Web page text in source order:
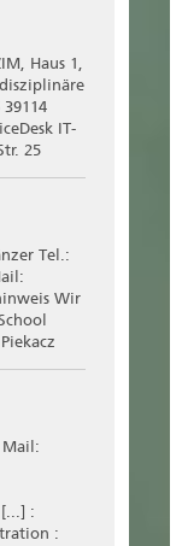
Haus 1,
39114
IT-
25
Tel.:
Wir
Mail:
:
: